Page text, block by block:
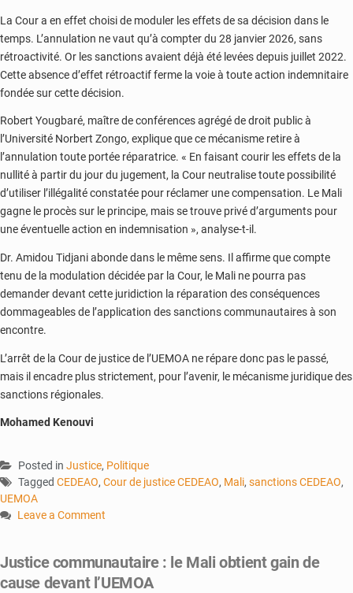
La Cour a en effet choisi de moduler les effets de sa décision dans le
temps. L’annulation ne vaut qu’à compter du 28 janvier 2026, sans
rétroactivité. Or les sanctions avaient déjà été levées depuis juillet 2022.
Cette absence d’effet rétroactif ferme la voie à toute action indemnitaire
fondée sur cette décision.
Robert Yougbaré, maître de conférences agrégé de droit public à
l’Université Norbert Zongo, explique que ce mécanisme retire à
l’annulation toute portée réparatrice. « En faisant courir les effets de la
nullité à partir du jour du jugement, la Cour neutralise toute possibilité
d’utiliser l’illégalité constatée pour réclamer une compensation. Le Mali
gagne le procès sur le principe, mais se trouve privé d’arguments pour
une éventuelle action en indemnisation », analyse-t-il.
Dr. Amidou Tidjani abonde dans le même sens. Il affirme que compte
tenu de la modulation décidée par la Cour, le Mali ne pourra pas
demander devant cette juridiction la réparation des conséquences
dommageables de l’application des sanctions communautaires à son
encontre.
L’arrêt de la Cour de justice de l’UEMOA ne répare donc pas le passé,
mais il encadre plus strictement, pour l’avenir, le mécanisme juridique des
sanctions régionales.
Mohamed Kenouvi
Posted in Justice, Politique
Tagged CEDEAO, Cour de justice CEDEAO, Mali, sanctions CEDEAO,
UEMOA
Leave a Comment
des
sanctions
Justice communautaire : le Mali obtient gain de
cause devant l’UEMOA